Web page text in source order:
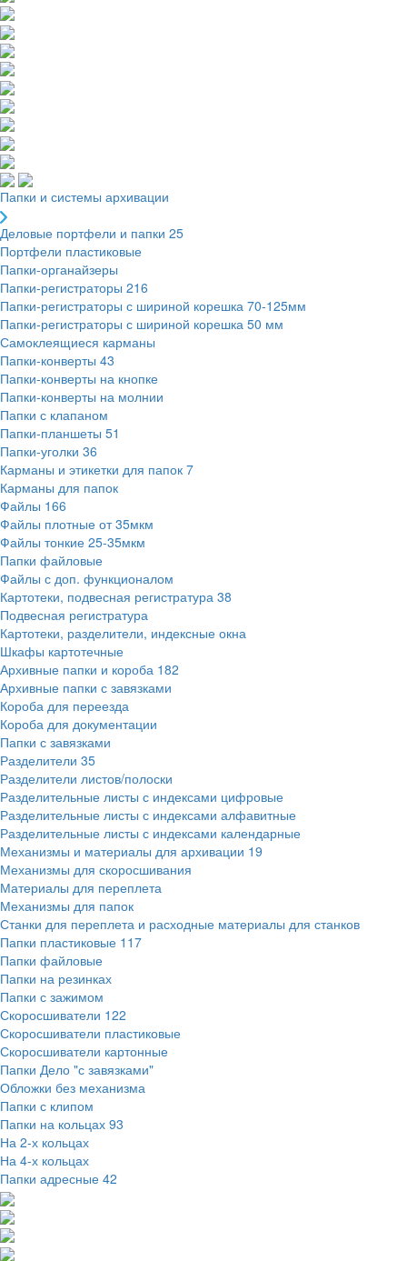
Папки и системы архивации
Деловые портфели и папки 25
Портфели пластиковые
Папки-органайзеры
Папки-регистраторы 216
Папки-регистраторы с шириной корешка 70-125мм
Папки-регистраторы с шириной корешка 50 мм
Самоклеящиеся карманы
Папки-конверты 43
Папки-конверты на кнопке
Папки-конверты на молнии
Папки с клапаном
Папки-планшеты 51
Папки-уголки 36
Карманы и этикетки для папок 7
Карманы для папок
Файлы 166
Файлы плотные от 35мкм
Файлы тонкие 25-35мкм
Папки файловые
Файлы с доп. функционалом
Картотеки, подвесная регистратура 38
Подвесная регистратура
Картотеки, разделители, индексные окна
Шкафы картотечные
Архивные папки и короба 182
Архивные папки с завязками
Короба для переезда
Короба для документации
Папки с завязками
Разделители 35
Разделители листов/полоски
Разделительные листы с индексами цифровые
Разделительные листы с индексами алфавитные
Разделительные листы с индексами календарные
Механизмы и материалы для архивации 19
Механизмы для скоросшивания
Материалы для переплета
Механизмы для папок
Станки для переплета и расходные материалы для станков
Папки пластиковые 117
Папки файловые
Папки на резинках
Папки с зажимом
Скоросшиватели 122
Скоросшиватели пластиковые
Скоросшиватели картонные
Папки Дело "с завязками"
Обложки без механизма
Папки с клипом
Папки на кольцах 93
На 2-х кольцах
На 4-х кольцах
Папки адресные 42